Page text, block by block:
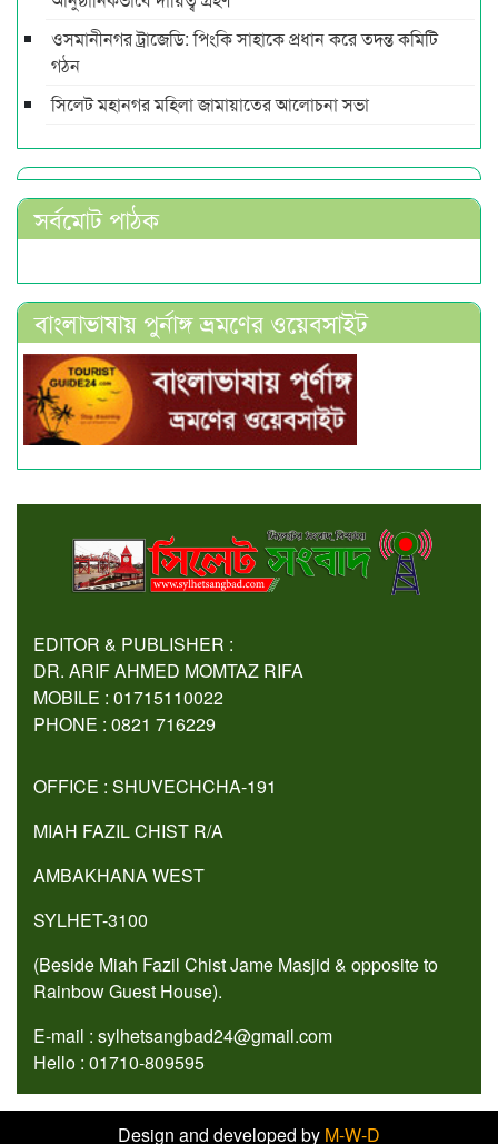
ওসমানীনগর ট্রাজেডি: পিংকি সাহাকে প্রধান করে তদন্ত কমিটি
গঠন
সিলেট মহানগর মহিলা জামায়াতের আলোচনা সভা
সর্বমোট পাঠক
বাংলাভাষায় পুর্নাঙ্গ ভ্রমণের ওয়েবসাইট
EDITOR & PUBLISHER :
DR. ARIF AHMED MOMTAZ RIFA
MOBILE : 01715110022
PHONE : 0821 716229
OFFICE : SHUVECHCHA-191
MIAH FAZIL CHIST R/A
AMBAKHANA WEST
SYLHET-3100
(Beside Miah Fazil Chist Jame Masjid & opposite to
Rainbow Guest House).
E-mail : sylhetsangbad24@gmail.com
Hello : 01710-809595
Design and developed by M-W-D